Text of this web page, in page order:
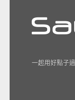
一起用好點子